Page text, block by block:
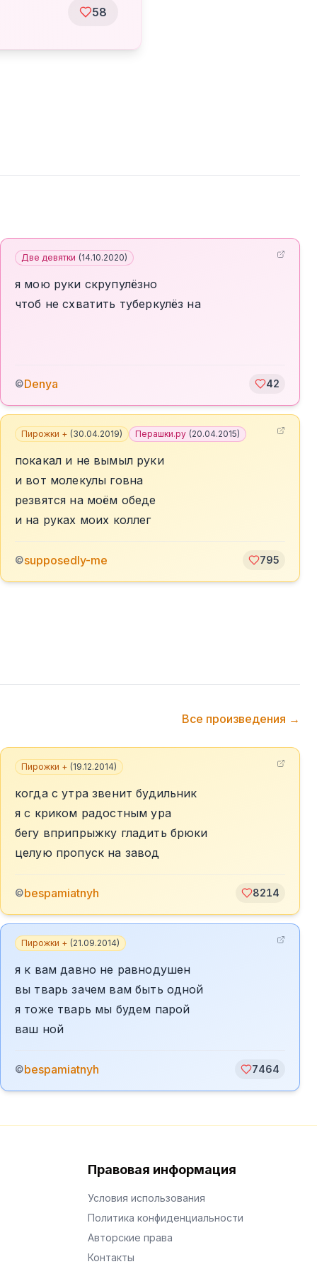
58
Две девятки (14.10.2020)
я мою руки скрупулёзно
чтоб не схватить туберкулёз на
©Denya 42
Пирожки + (30.04.2019) Перашки.ру (20.04.2015)
покакал и не вымыл руки
и вот молекулы говна
резвятся на моём обеде
и на руках моих коллег
©supposedly-me 795
Все произведения →
Пирожки + (19.12.2014)
когда с утра звенит будильник
я с криком радостным ура
бегу вприпрыжку гладить брюки
целую пропуск на завод
©bespamiatnyh 8214
Пирожки + (21.09.2014)
я к вам давно не равнодушен
вы тварь зачем вам быть одной
я тоже тварь мы будем парой
ваш ной
©bespamiatnyh 7464
Правовая информация
Условия использования
Политика конфиденциальности
Авторские права
Контакты